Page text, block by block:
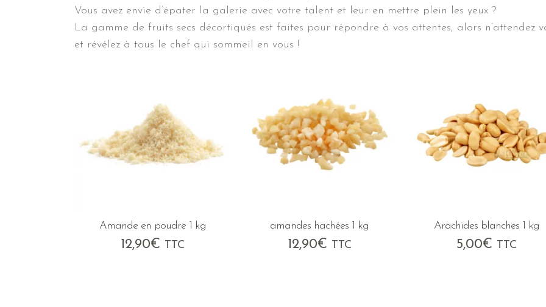
Vous avez envie d’épater la galerie avec votre talent et leur en mettre plein les yeux ?
La gamme de fruits secs décortiqués est faites pour répondre à vos attentes, alors n’attendez
et révélez à tous le chef qui sommeil en vous !
Amande en poudre 1 kg
12,90€ TTC
amandes hachées 1 kg
12,90€ TTC
Arachides blanches 1 kg
5,00€ TTC